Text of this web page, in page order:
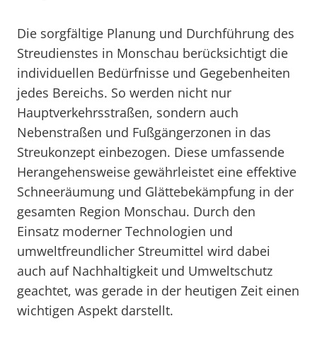
Die sorgfältige Planung und Durchführung des
Streudienstes in Monschau berücksichtigt die
individuellen Bedürfnisse und Gegebenheiten
jedes Bereichs. So werden nicht nur
Hauptverkehrsstraßen, sondern auch
Nebenstraßen und Fußgängerzonen in das
Streukonzept einbezogen. Diese umfassende
Herangehensweise gewährleistet eine effektive
Schneeräumung und Glättebekämpfung in der
gesamten Region Monschau. Durch den
Einsatz moderner Technologien und
umweltfreundlicher Streumittel wird dabei
auch auf Nachhaltigkeit und Umweltschutz
geachtet, was gerade in der heutigen Zeit einen
wichtigen Aspekt darstellt.